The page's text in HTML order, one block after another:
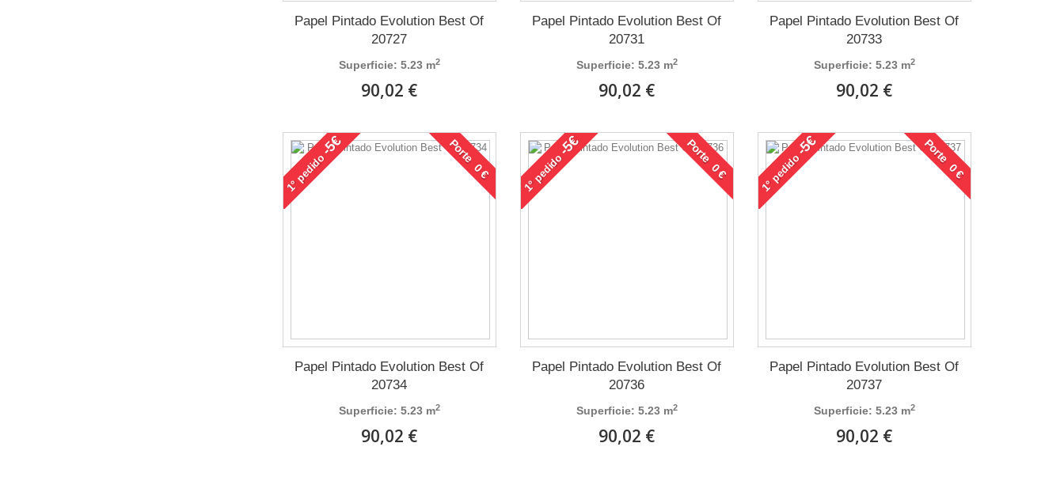
Papel Pintado Evolution Best Of
20727
Superficie: 5.23 m2
90,02 €
Papel Pintado Evolution Best Of
20731
Superficie: 5.23 m2
90,02 €
Papel Pintado Evolution Best Of
20733
Superficie: 5.23 m2
90,02 €
1°
pedido
-5€ Porte 0 €
Papel Pintado Evolution Best Of
20734
Superficie: 5.23 m2
90,02 €
1°
pedido
-5€ Porte 0 €
Papel Pintado Evolution Best Of
20736
Superficie: 5.23 m2
90,02 €
1°
pedido
-5€ Porte 0 €
Papel Pintado Evolution Best Of
20737
Superficie: 5.23 m2
90,02 €